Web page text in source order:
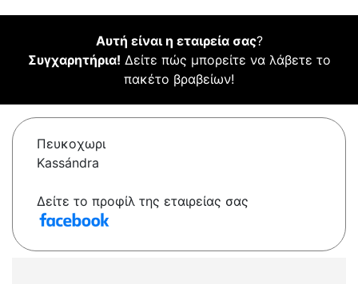
Αυτή είναι η εταιρεία σας?
Συγχαρητήρια! Δείτε πώς μπορείτε να λάβετε το
πακέτο βραβείων!
Πευκοχωρι
Kassándra
Δείτε το προφίλ της εταιρείας σας